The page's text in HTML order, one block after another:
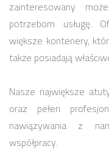
zainteresowany
potrzebom usługę.
większe kontenery,
także posiadają
Nasze największe
oraz pełen
nawiązywania z
współpracy.